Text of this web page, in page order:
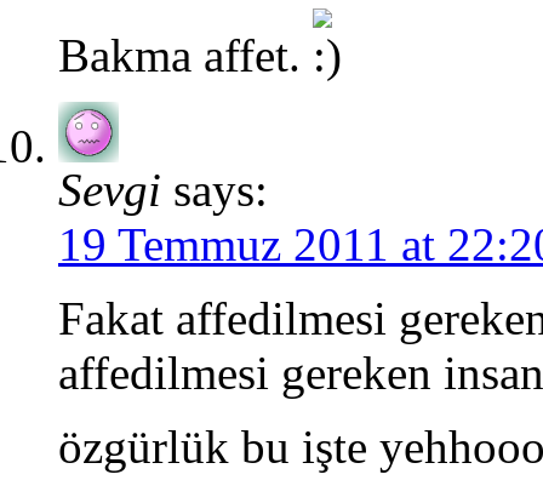
Bakma affet.
Sevgi says:
19 Temmuz 2011 at
Fakat affedilmesi
affedilmesi gereken
özgürlük bu işte